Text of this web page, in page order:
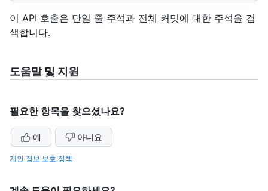
이 API 호출은 단일 줄 주석과 전체 커밋에 대한 주석을 검
색합니다.
도움말 및 지원
필요한 항목을 찾으셨나요?
예 아니요
개인 정보 보호 정책